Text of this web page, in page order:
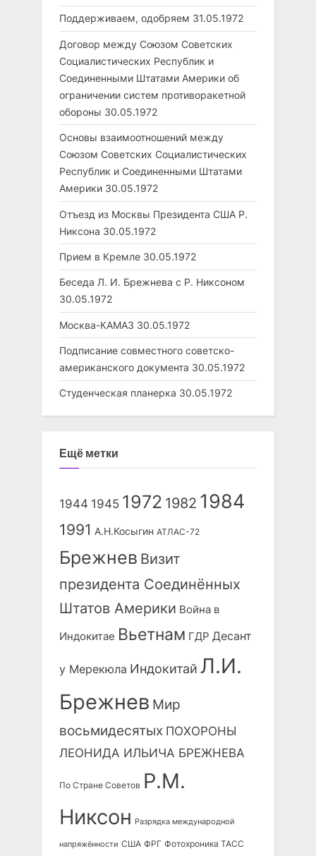
Поддерживаем, одобряем 31.05.1972
Договор между Союзом Советских
Социалистических Республик и
Соединенными Штатами Америки об
ограничении систем противоракетной
обороны 30.05.1972
Основы взаимоотношений между
Союзом Советских Социалистических
Республик и Соединенными Штатами
Америки 30.05.1972
Отъезд из Москвы Президента США Р.
Никсона 30.05.1972
Прием в Кремле 30.05.1972
Беседа Л. И. Брежнева с Р. Никсоном
30.05.1972
Москва-КАМАЗ 30.05.1972
Подписание совместного советско-
американского документа 30.05.1972
Студенческая планерка 30.05.1972
Ещё метки
1944 1945 1972 1982 1984
1991 А.Н.Косыгин АТЛАС-72
Брежнев Визит
президента Соединённых
Штатов Америки Война в
Индокитае Вьетнам ГДР Десант
у Мерекюла Индокитай Л.И.
Брежнев Мир
восьмидесятых ПОХОРОНЫ
ЛЕОНИДА ИЛЬИЧА БРЕЖНЕВА
По Стране Советов Р.М.
Никсон
Разрядка международной
напряжённости США ФРГ Фотохроника ТАСС